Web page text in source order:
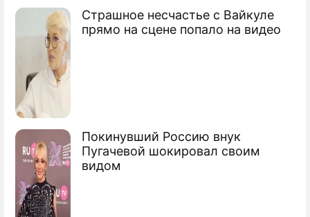
Страшное несчастье с Вайкуле
прямо на сцене попало на видео
Покинувший Россию внук
Пугачевой шокировал своим
видом
существо
Ученые нашли рыбу на рекордной
глубине